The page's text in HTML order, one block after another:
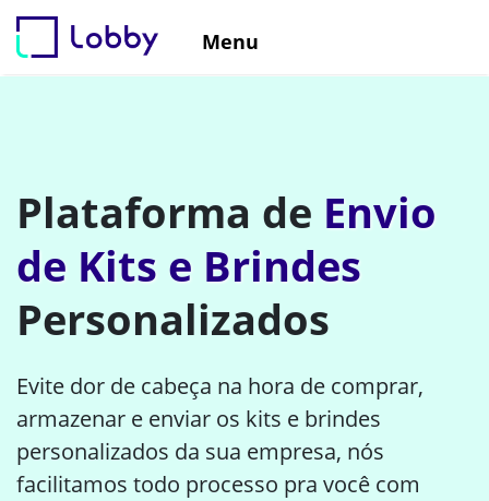
Menu
Plataforma de Envio
de Kits e Brindes
Personalizados
Evite dor de cabeça na hora de comprar,
armazenar e enviar os kits e brindes
personalizados da sua empresa, nós
facilitamos todo processo pra você com